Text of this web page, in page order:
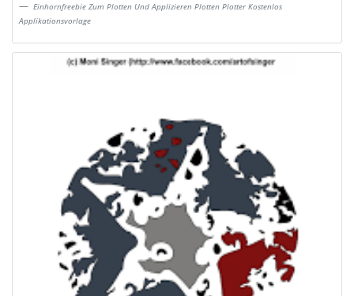
Einhornfreebie Zum Plotten Und Applizieren Plotten Plotter Kostenlos
Applikationsvorlage